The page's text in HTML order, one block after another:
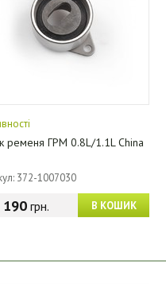
ременя ГРМ 0.8L/1.1L China
372-1007030
В КОШИК
190грн.